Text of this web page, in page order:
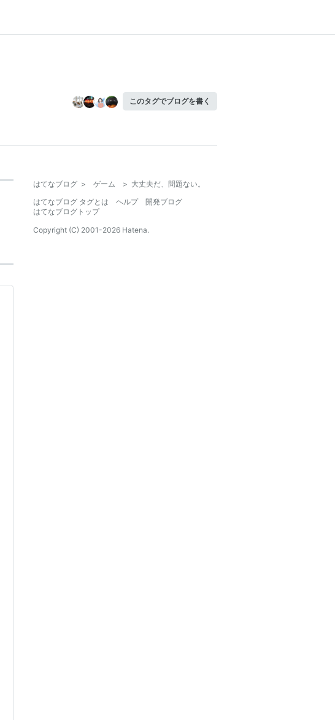
このタグでブログを書く
はてなブログ > ゲーム > 大丈夫だ、問題ない。
はてなブログ タグとは
ヘルプ
開発ブログ
はてなブログトップ
Copyright (C) 2001-2026 Hatena.